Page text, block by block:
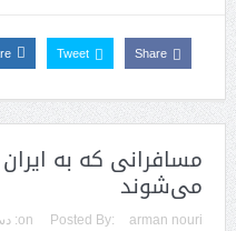
Share
Tweet
مسافرانی که به
می‌شوند
Posted By: arman nouri
on: